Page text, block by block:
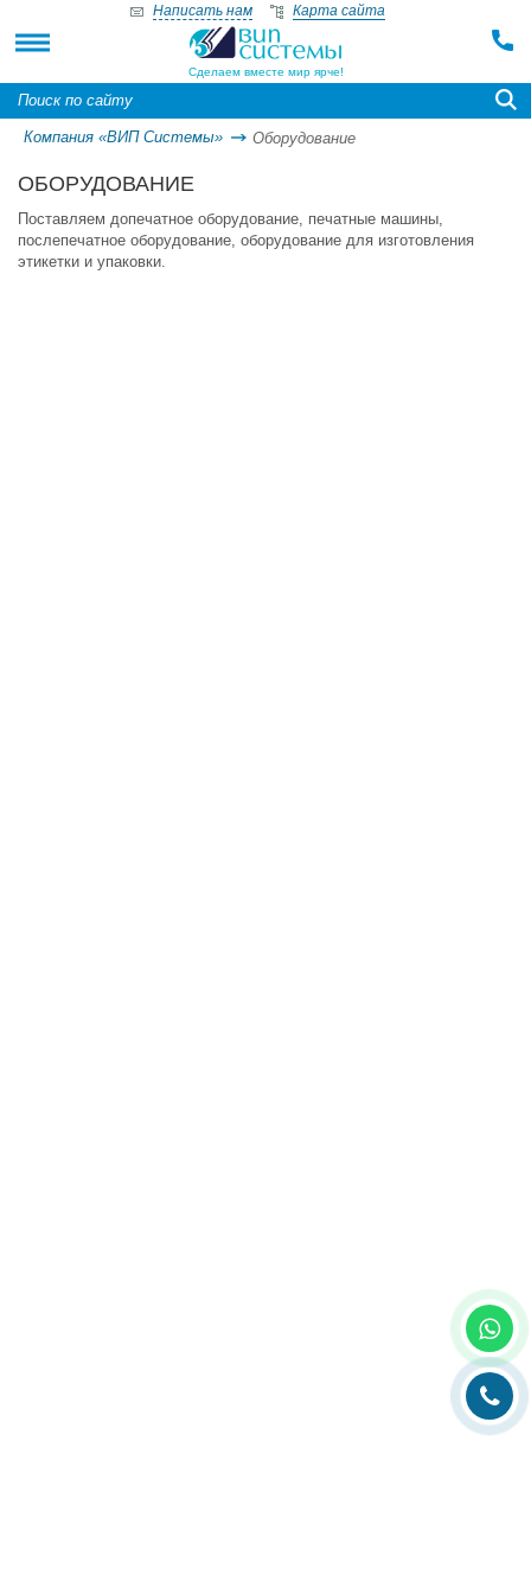
Сделаем вместе мир ярче!
Написать нам Карта сайта
Компания «ВИП Системы» Оборудование
ОБОРУДОВАНИЕ
Поставляем допечатное оборудование, печатные машины,
послепечатное оборудование, оборудование для изготовления
этикетки и упаковки.